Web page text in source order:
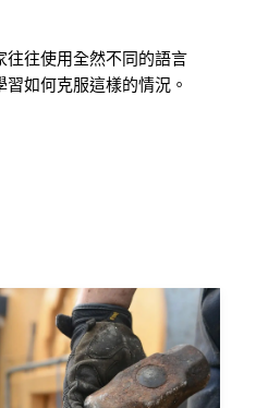
往往使用全然不同的語言
如何克服這樣的情況。